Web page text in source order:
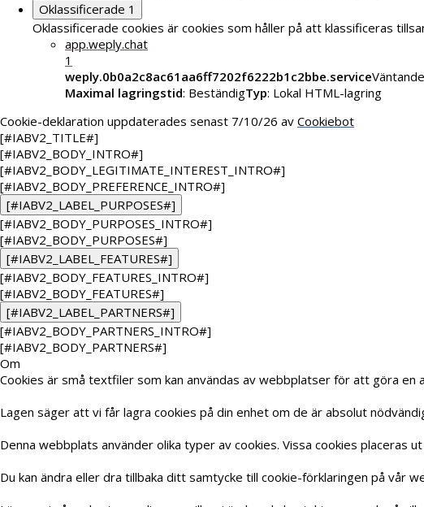
Oklassificerade 1
Oklassificerade cookies är cookies som håller på att klassificeras
app.weply.chat
1
weply.0b0a2c8ac61aa6ff7202f6222b1c2bbe.serviceVäntande
Maximal lagringstid: BeständigTyp: Lokal HTML-lagring
Cookie-deklaration uppdaterades senast 7/10/26 av Cookiebot
[#IABV2_TITLE#]
[#IABV2_BODY_INTRO#]
[#IABV2_BODY_LEGITIMATE_INTEREST_INTRO#]
[#IABV2_BODY_PREFERENCE_INTRO#]
[#IABV2_LABEL_PURPOSES#]
[#IABV2_BODY_PURPOSES_INTRO#]
[#IABV2_BODY_PURPOSES#]
[#IABV2_LABEL_FEATURES#]
[#IABV2_BODY_FEATURES_INTRO#]
[#IABV2_BODY_FEATURES#]
[#IABV2_LABEL_PARTNERS#]
[#IABV2_BODY_PARTNERS_INTRO#]
[#IABV2_BODY_PARTNERS#]
Om
Cookies är små textfiler som kan användas av webbplatser för att göra en
Lagen säger att vi får lagra cookies på din enhet om de är absolut
Denna webbplats använder olika typer av cookies. Vissa cookies placeras
Du kan ändra eller dra tillbaka ditt samtycke till cookie-förklaringen på vår